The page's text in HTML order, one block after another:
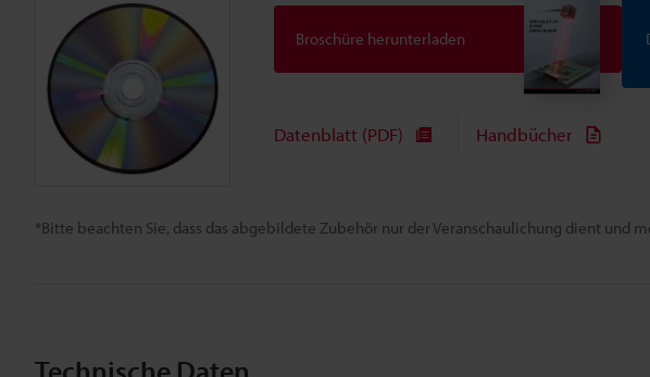
*Bitte beachten Sie, dass das abgebildete Zubehör nur der Veranschaulichung dient
Broschüre herunterladen
Datenblatt (PDF) Handbücher